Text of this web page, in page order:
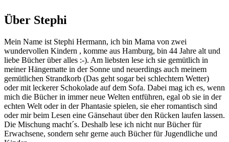
Über Stephi
Mein Name ist Stephi Hermann, ich bin Mama von zwei
wundervollen Kindern , komme aus Hamburg, bin 44 Jahre alt und
liebe Bücher über alles :-). Am liebsten lese ich sie gemütlich in
meiner Hängematte in der Sonne und neuerdings auch meinem
gemütlichen Strandkorb (Das geht sogar bei schlechtem Wetter)
oder mit leckerer Schokolade auf dem Sofa. Dabei mag ich es, wenn
mich die Bücher in immer neue Welten entführen, egal ob sie in der
echten Welt oder in der Phantasie spielen, sie eher romantisch sind
oder mir beim Lesen eine Gänsehaut über den Rücken laufen lassen.
Die Mischung macht´s. Deshalb lese ich nicht nur Bücher für
Erwachsene, sondern sehr gerne auch Bücher für Jugendliche und